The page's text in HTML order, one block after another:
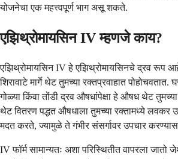
योजनेचा एक महत्त्वपूर्ण भाग असू शकते.
एझिथ्रोमायसिन IV म्हणजे काय?
एझिथ्रोमायसिन IV हे एझिथ्रोमायसिनचे द्रव रूप
शिरावाटे मार्गे थेट तुमच्या रक्तप्रवाहात पोहोचवतात.
गोळ्या किंवा तोंडी द्रव औषधांपेक्षा हे औषध थेट
थेट वितरण पद्धत औषधाला तुमच्या रक्तामध्ये लवकर
मदत करते, ज्यामुळे ते गंभीर संसर्गावर उपचार
IV फॉर्म सामान्यतः अशा परिस्थितीत वापरला